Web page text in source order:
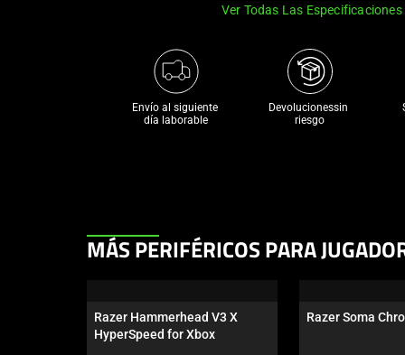
Ver Todas Las Especificaciones
Envío al siguiente
día laborable
Devolucionessin
riesgo
This
carousel.
Use
MÁS PERIFÉRICOS PARA
Razer Hammerhead V3 X
HyperSpeed for Xbox
Razer Soma